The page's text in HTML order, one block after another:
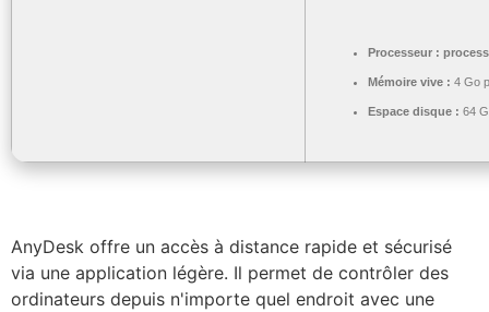
Processeur :
Mémoire vive : 4 Go
Espace disque : 64
AnyDesk offre un accès à distance rapide et sécurisé
via une application légère. Il permet de contrôler des
ordinateurs depuis n'importe quel endroit avec une